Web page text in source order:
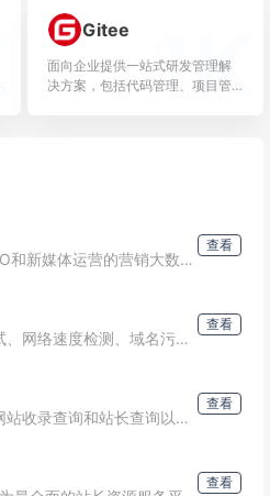
发者创作灵感，激励开发者沉淀
分享...Gitee
面向企业提供一站式研发管理解
决方案，包括代码管理、项目管
1K
5118是一个专注于SEO和新媒体运营的营销大数据平台，它通过深入挖掘和分析互联网大数据，为用户在关键词研究、内容创作、SEO优化等方面提供强有力的数据支持。核心功能关键词挖掘：帮助用户发现
查看
免费提供网站速度测试、网络速度检测、域名污染检测、域名拦截查询、多地区在线ping测试、dns查询、路由跟踪查询、ipv6网站测试等站长工具；网络检测节点覆盖全国各省电信、联通、移动、教育网等
查看
爱站网站长工具提供网站收录查询和站长查询以及百度权重值查询等多个站长工具，免费查询各种工具，包括有关键词排名查询，百度收录查询等
查看
查看